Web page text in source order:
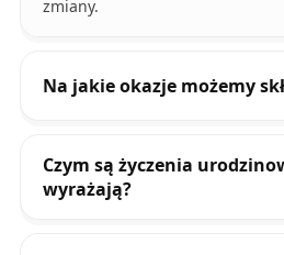
zmiany.
Na jakie okazje możemy
Czym są życzenia
wyrażają?